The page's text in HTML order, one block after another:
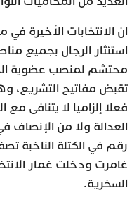
ان الانتخابات الأخيرة
استئثار الرجال بجميع
محتشم لمنصب عضوية
تقبض مفاتيح التشريع،
فعلا إلزاميا لا يتنافى
العدالة ولا من الإنصاف
رقم في الكتلة الناخبة
غامرت ودخلت غمار
السخرية.